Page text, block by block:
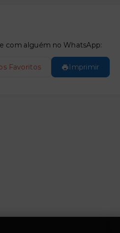
com alguém no WhatsApp:
Favoritos Imprimir